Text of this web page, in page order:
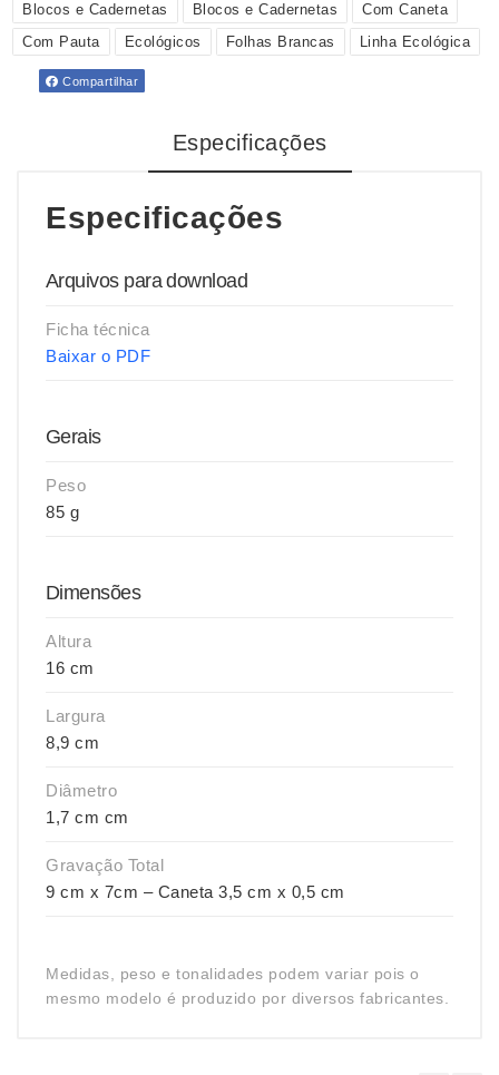
Blocos e Cadernetas
Blocos e Cadernetas
Com Caneta
Com Pauta
Ecológicos Folhas Brancas Linha Ecológica
Compartilhar
Especificações
Especificações
Arquivos para download
Ficha técnica
Baixar o PDF
Gerais
Peso
85 g
Dimensões
Altura
16 cm
Largura
8,9 cm
Diâmetro
1,7 cm cm
Gravação Total
9 cm x 7cm – Caneta 3,5 cm x 0,5 cm
Medidas, peso e tonalidades podem variar pois o
mesmo modelo é produzido por diversos fabricantes.